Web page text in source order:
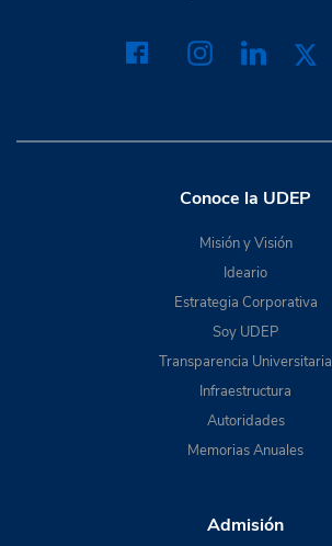
Conoce la UDEP
Misión y Visión
Ideario
Estrategia Corporativa
Soy UDEP
Transparencia Universitaria
Infraestructura
Autoridades
Memorias Anuales
Admisión